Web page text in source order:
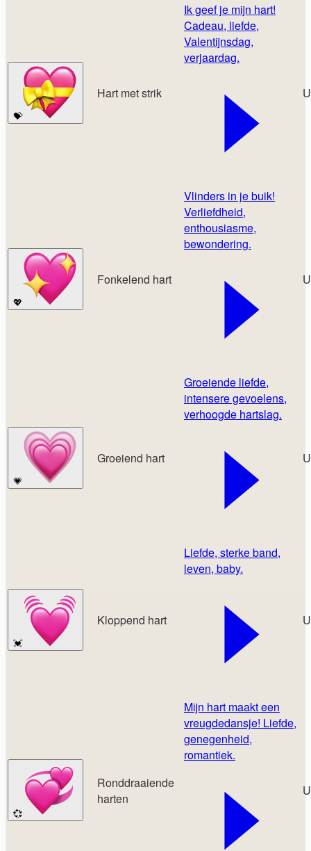
💝
Hart met strik
Ik geef je mijn hart!
Cadeau, liefde,
Valentijnsdag,
verjaardag.
💖
Fonkelend hart
Vlinders in je buik!
Verliefdheid,
enthousiasme,
bewondering.
💗
Groeiend hart
Groeiende liefde,
intensere gevoelens,
verhoogde hartslag.
💓
Kloppend hart
Liefde, sterke band,
leven, baby.
💞
Ronddraaiende
harten
Mijn hart maakt een
vreugdedansje! Liefde,
genegenheid,
romantiek.